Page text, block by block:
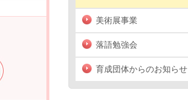
美術展事業
落語勉強会
育成団体からのお知らせ